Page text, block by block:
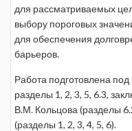
для рассматриваемых
выбору пороговых
для обеспечения
барьеров.
Работа подготовлена
разделы 1, 2, 3, 5, 6.3,
В.М. Кольцова (разделы
(разделы 1, 2, 3, 4, 5, 6).